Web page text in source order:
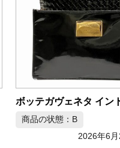
商品の状態：B
2026年6